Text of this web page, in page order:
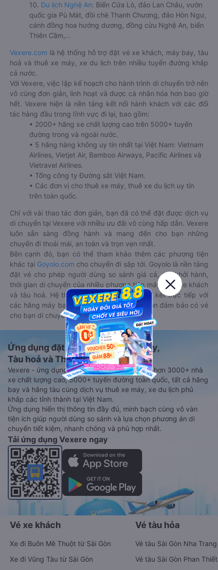
10. Du lịch Nghệ An: Biển Cửa Lò, đảo Lan Châu, vườn
quốc gia Pù Mát, đồi chè Thanh Chương, đảo Hòn Ngư,
cánh đồng hoa hướng dương, đồng cừu Nghệ An, biển
Thiên Cầm,...
Vexere.com là hệ thống hỗ trợ đặt vé xe khách, máy bay, tàu
hoả và thuê xe máy, xe du lịch trên nhiều tuyến đường khắp
cả nước.
Với Vexere, việc lập kế hoạch cho hành trình di chuyển trở nên
vô cùng đơn giản, linh hoạt và được cá nhân hóa hơn bao giờ
hết. Vexere hiện là nền tảng kết nối hành khách với các đối
tác hàng đầu trong lĩnh vực đi lại, bao gồm:
• 2000+ hãng xe chất lượng cao trên 5000+ tuyến
đường trong và ngoài nước.
• 5 hãng hàng không uy tín nhất tại Việt Nam: Vietnam
Airlines, Vietjet Air, Bamboo Airways, Pacific Airlines và
Vietravel Airlines.
• Tổng công ty Đường sắt Việt Nam.
• Các đơn vị cho thuê xe máy, thuê xe du lịch uy tín
trên toàn quốc.
Chỉ với vài thao tác đơn giản, bạn đã có thể đặt được dịch vụ
di chuyển tại Vexere với nhiều ưu đãi vô cùng hấp dẫn. Vexere
luôn sẵn sàng đồng hành và mang đến cho bạn những
chuyến đi thoải mái, an toàn và trọn vẹn nhất.
Bên cạnh đó, bạn có thể tham khảo thêm các phương tiện
khác tại Goyolo.com cho chuyến đi sắp tới. Goyolo là nền tảng
đặt vé cho phép người dùng so sánh giá cả, giờ khởi hành,
thời gian di chuyển của nhiều phương tiện máy bay, xe khách
và tàu hoả. Hệ thống của Goyolo được liên kết trực tiếp với
các hãng máy bay, xe khách và tàu hoả, luôn đảm bảo có vé
cho bạn di chuyển.
Ứng dụng đặt vé Xe khách, Máy bay,
Tàu hoả và Thuê xe
Vexere - ứng dụng đặt vé đa phương tiện với hơn 3000+ nhà
xe chất lượng cao, 5000+ tuyến đường toàn quốc, tất cả hãng
bay và hãng tàu cùng dịch vụ thuê xe máy, xe du lịch phủ
khắp các tỉnh thành tại Việt Nam.
Ứng dụng hiển thị thông tin đầy đủ, minh bạch cùng vô vàn
tiện ích giúp người dùng so sánh và lựa chọn phương án di
chuyển tiết kiệm, nhanh chóng và phù hợp nhất.
Tải ứng dụng Vexere ngay
Vé xe khách
Xe đi Buôn Mê Thuột từ Sài Gòn
Xe đi Vũng Tàu từ Sài Gòn
Vé tàu hỏa
Vé tàu Sài Gòn Nha Trang
Vé tàu Sài Gòn Phan Thiết